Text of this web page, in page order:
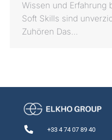
Wissen und Erfahrung
Soft Skills sind
Zuhören Das…
+33 4 74 07 89 40